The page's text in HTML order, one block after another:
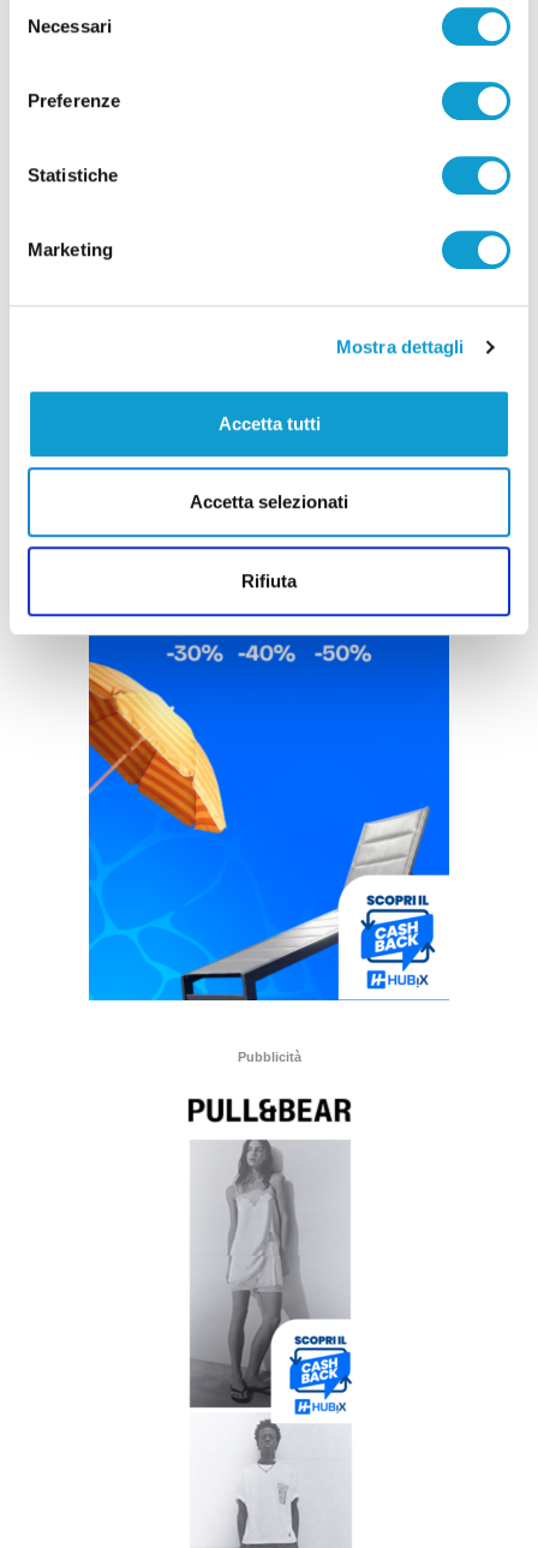
delNecessari
Preferenze
Statistiche
Marketing
Mostra dettagli
Accetta tutti
Accetta selezionati
Rifiuta
di Pierluigi Dorotei
Pubblicità